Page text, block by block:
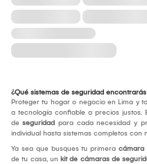
¿Qué sistemas de seguridad
Proteger tu hogar o negocio en Lima y
a tecnología confiable a precios justos.
de seguridad para cada necesidad y
individual hasta sistemas completos con
Ya sea que busques tu primera cámara
de tu casa, un kit de cámaras de